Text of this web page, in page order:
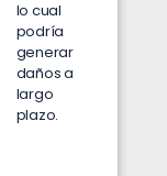
lo cual
podría
generar
daños a
largo
plazo.